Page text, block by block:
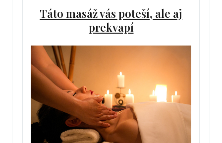
Táto masáž vás poteší, ale aj
prekvapí